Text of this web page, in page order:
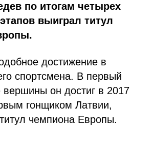
по итогам четырех
выиграл титул
достижение в
спортсмена. В первый
вершины он достиг в 2017
гонщиком Латвии,
чемпиона Европы.